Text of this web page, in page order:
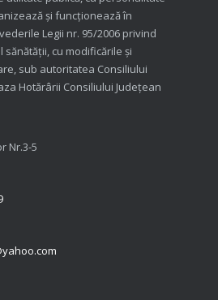
şi funcţionează în
Legii nr. 95/2006 privind
cu modificările şi
sub autoritatea Consiliului
Hotărârii Consiliului Judeţean
Nr.3-5